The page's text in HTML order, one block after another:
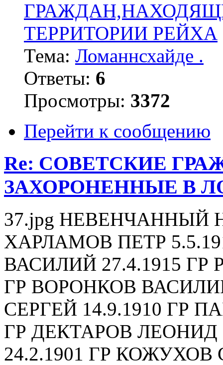
ТЕРРИТОРИИ РЕЙХА
Тема: Ломаннсхайде .
Ответы: 6
Просмотры: 3372
Перейти к сообщению
Re: СОВЕТСКИЕ
ЗАХОРОНЕННЫЕ В
37.jpg НЕВЕНЧАННЫЙ
ХАРЛАМОВ ПЕТР
ВАСИЛИЙ 27.4.1915 ГР
ГР ВОРОНКОВ
СЕРГЕЙ 14.9.1910 ГР
ГР ДЕКТАРОВ ЛЕОНИД
24.2.1901 ГР КОЖУХОВ